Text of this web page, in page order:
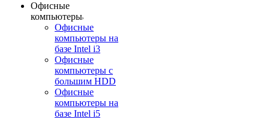
Офисные
компьютеры
Офисные
компьютеры на
базе Intel i3
Офисные
компьютеры с
большим HDD
Офисные
компьютеры на
базе Intel i5